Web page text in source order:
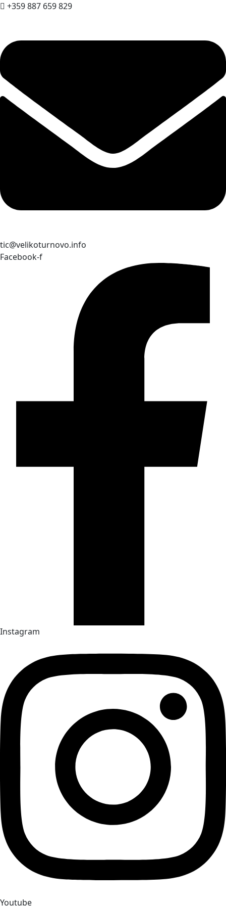
+359 887 659 829
tic@velikoturnovo.info
Facebook-f
Instagram
Youtube